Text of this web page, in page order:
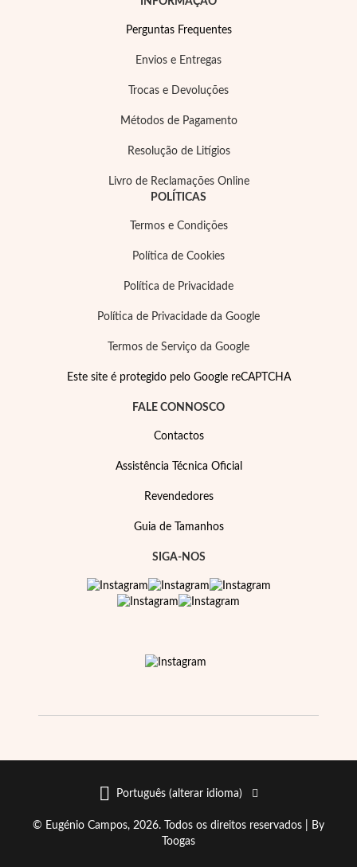
Special Prices
Perguntas Frequentes
Envios e Entregas
Trocas e Devoluções
Métodos de Pagamento
Resolução de Litígios
Livro de Reclamações Online
POLÍTICAS
Termos e Condições
Política de Cookies
Política de Privacidade
Política de Privacidade da Google
Termos de Serviço da Google
Este site é protegido pelo Google reCAPTCHA
FALE CONNOSCO
Contactos
Assistência Técnica Oficial
Revendedores
Guia de Tamanhos
SIGA-NOS
Português (alterar idioma)
© Eugénio Campos, 2026. Todos os direitos reservados |
By
Toogas